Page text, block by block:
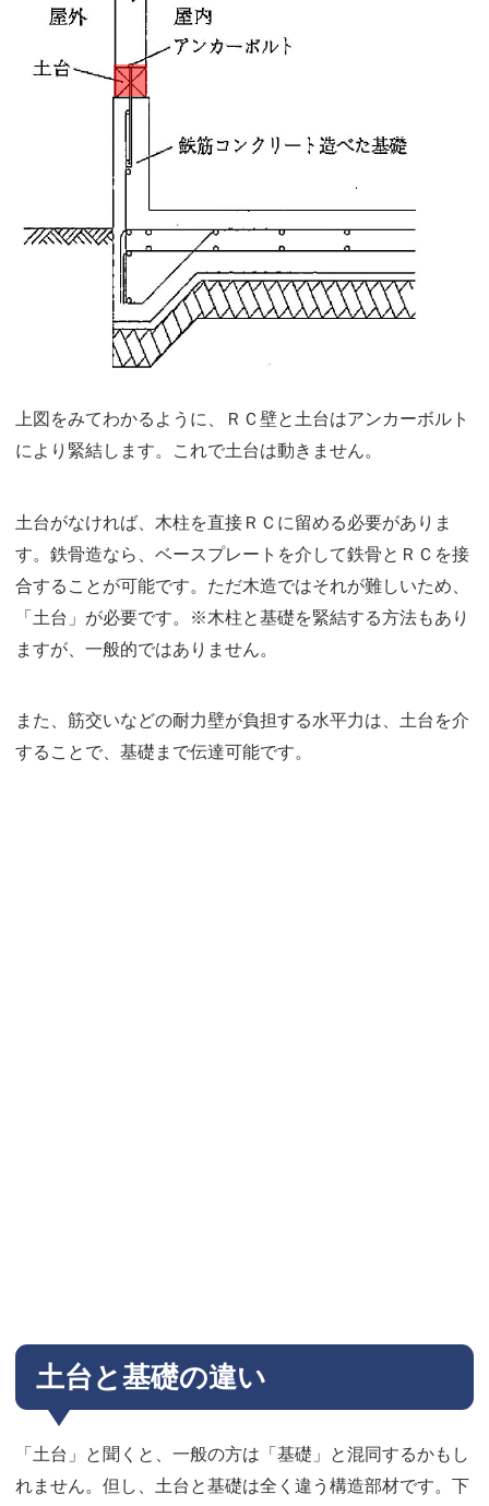
上図をみてわかるように、ＲＣ壁と土台はアンカーボルト
により緊結します。これで土台は動きません。
土台がなければ、木柱を直接ＲＣに留める必要がありま
す。鉄骨造なら、ベースプレートを介して鉄骨とＲＣを接
合することが可能です。ただ木造ではそれが難しいため、
「土台」が必要です。※木柱と基礎を緊結する方法もあり
ますが、一般的ではありません。
また、筋交いなどの耐力壁が負担する水平力は、土台を介
することで、基礎まで伝達可能です。
土台と基礎の違い
「土台」と聞くと、一般の方は「基礎」と混同するかもし
れません。但し、土台と基礎は全く違う構造部材です。下